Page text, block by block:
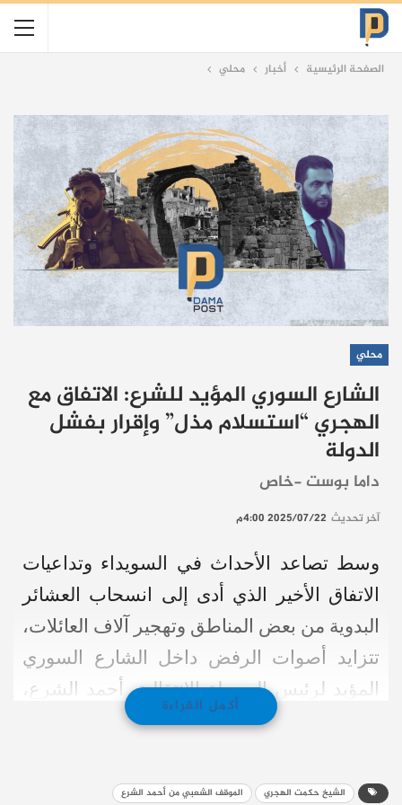
الصفحة الرئيسية أخبار محلي
محلي
الشارع السوري المؤيد للشرع: الاتفاق مع
الهجري “استسلام مذل” وإقرار بفشل
الدولة
داما بوست -خاص
آخر تحديث 2025/07/22 4:00م
وسط تصاعد الأحداث في السويداء وتداعيات
الاتفاق الأخير الذي أدى إلى انسحاب العشائر
البدوية من بعض المناطق وتهجير آلاف العائلات،
تتزايد أصوات الرفض داخل الشارع السوري
المؤيد لرئيس المرحلة الانتقالية، أحمد الشرع،
الذي يعتبر الاتفاق رضوخًا غير مشروط لشروط
الروحية لطائفة الموحدين الدروز في السويداء.
أكمل القراءة
الشيخ حكمت الهجري
الموقف الشعبي من أحمد الشرع